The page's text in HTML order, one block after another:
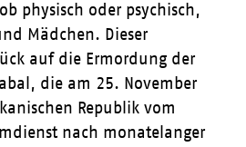
physisch oder psychisch,
Mädchen. Dieser
auf die Ermordung der
die am 25. November
Republik vom
nach monatelanger